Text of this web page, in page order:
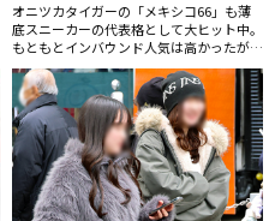
オニツカタイガーの「メキシコ66」も薄
底スニーカーの代表格として大ヒット中。
もともとインバウンド人気は高かったが、
日本のZ世代からの支持も急拡大してい
る。